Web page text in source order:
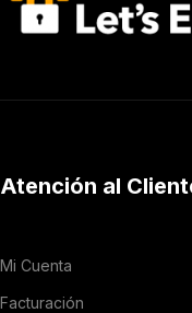
Atención al
Mi Cuenta
Facturación